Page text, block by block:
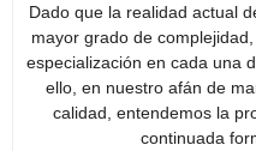
Dado que la realidad actual
mayor grado de
especialización en cada una
ello, en nuestro afán de
calidad, entendemos la
continuada